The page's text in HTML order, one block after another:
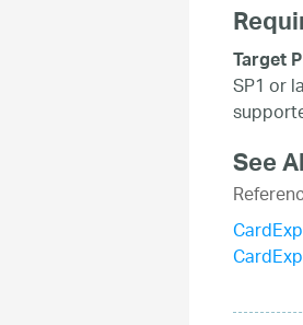
Target
SP1 or
See